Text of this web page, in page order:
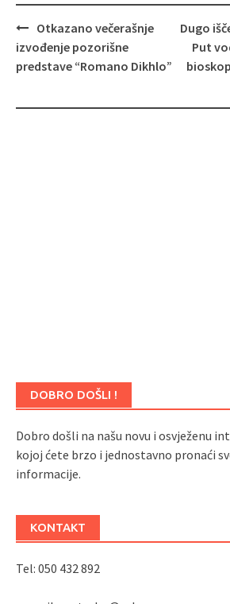
Post
navigation
Otkazano večerašnje
izvođenje pozorišne
predstave “Romano Dikhlo”
Dugo
Put
DOBRO DOŠLI !
Dobro došli na našu novu i osvježenu
kojoj ćete brzo i jednostavno pronaći
informacije.
KONTAKT
Tel: 050 432 892